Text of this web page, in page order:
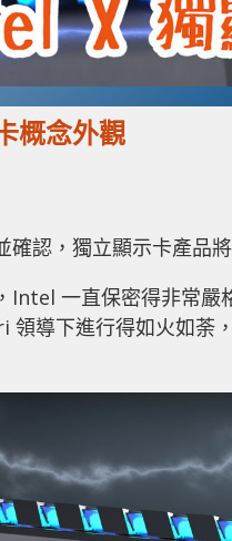
概念外觀
確認，獨立顯示卡產品
Intel 一直保密得非常嚴
導下進行得如火如荼